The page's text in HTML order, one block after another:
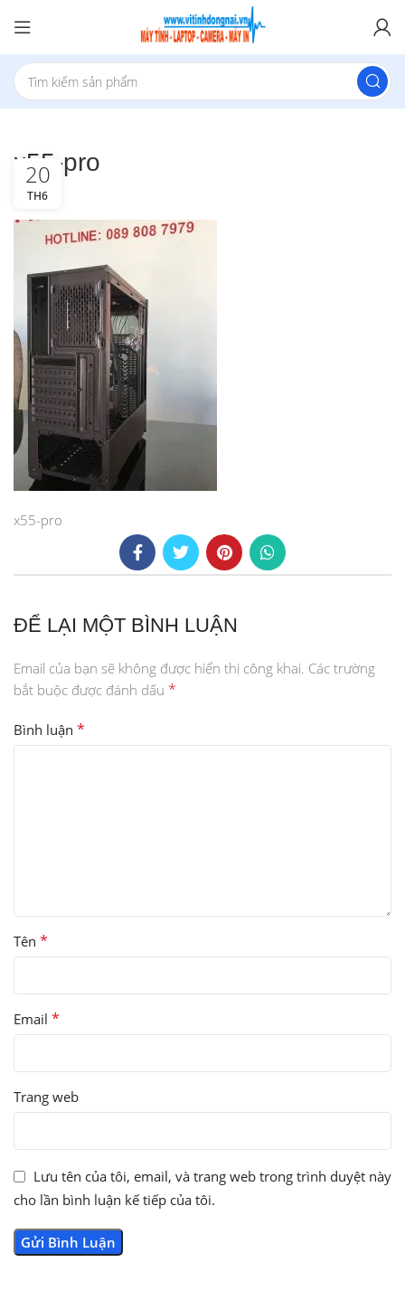
x55-pro
20
TH6
x55-pro
ĐỂ LẠI MỘT BÌNH LUẬN
Email của bạn sẽ không được hiển thị công khai. Các trường
bắt buộc được đánh dấu *
Bình luận *
Tên *
Email *
Trang web
Lưu tên của tôi, email, và trang web trong trình duyệt này
cho lần bình luận kế tiếp của tôi.